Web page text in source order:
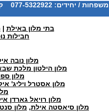
משפחות / יחידים: 077-5322922 קבוצות: 077-5322126 דוא"ל:
בתי מלון באילת |
חבילות
מלון נובה
מלון הילטון מלכת
מלון
מלון אסטרל ויליג'
מלון רויאל גארדן
מלון סיאסטה אילת, מלון